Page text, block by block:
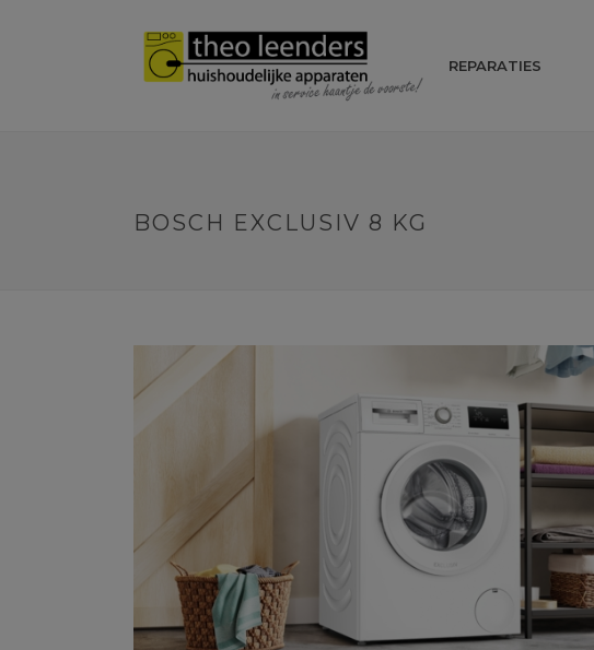
REPARATIES
BOSCH EXCLUSIV 8 KG